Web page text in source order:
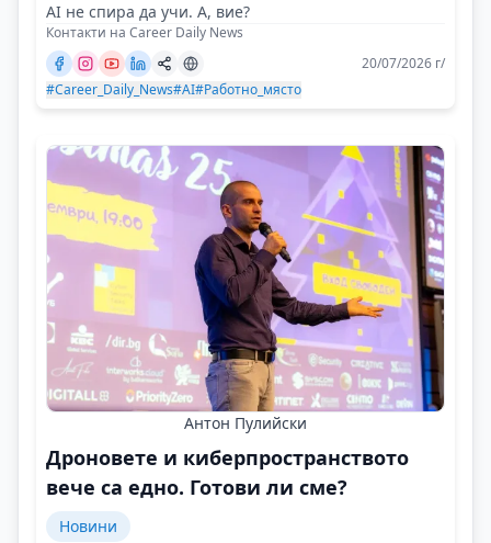
AI не спира да учи. А, вие?
Контакти на Career Daily News
20/07/2026 г/
#Career_Daily_News#AI#Работно_място
Антон Пулийски
Дроновете и киберпространството
вече са едно. Готови ли сме?
Новини